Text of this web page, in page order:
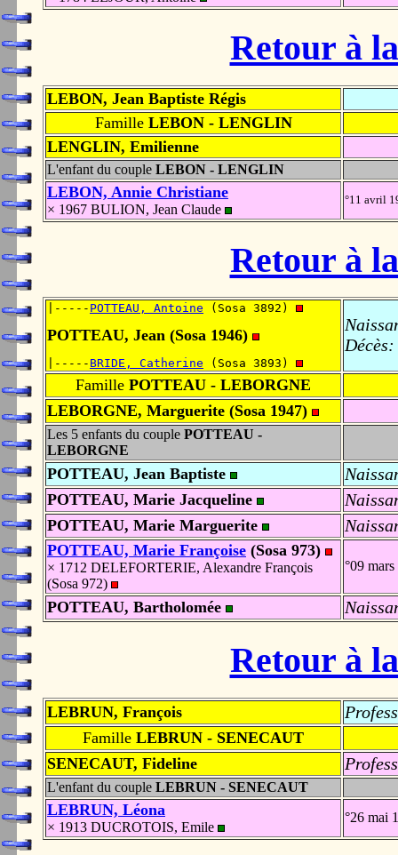
Retour à
LEBON, Jean Baptiste Régis
FamilleLEBON - LENGLIN
LENGLIN, Emilienne
L'enfant du couple LEBON - LENGLIN
LEBON, Annie Christiane
× 1967 BULION, Jean Claude
°11 avril
Retour à
|----- POTTEAU, Antoine (Sosa 3892)
POTTEAU, Jean (Sosa 1946)
|----- BRIDE, Catherine (Sosa 3893)
Décès:
Famille POTTEAU - LEBORGNE
LEBORGNE, Marguerite (Sosa 1947)
Les 5 enfants du couple POTTEAU -
LEBORGNE
POTTEAU, Jean Baptiste
POTTEAU, Marie Jacqueline
POTTEAU, Marie Marguerite
POTTEAU, Marie Françoise (Sosa 973)
× 1712 DELEFORTERIE, Alexandre François
(Sosa 972)
°09
POTTEAU, Bartholomée
Retour à
LEBRUN, François
Famille LEBRUN - SENECAUT
SENECAUT, Fideline
L'enfant du couple LEBRUN - SENECAUT
LEBRUN, Léona
× 1913 DUCROTOIS, Emile
°26 mai